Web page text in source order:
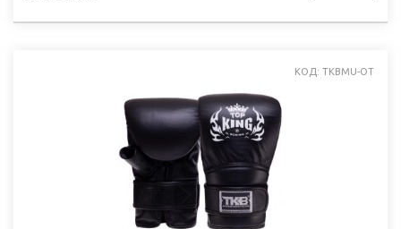
КОД: TKBMU-OT